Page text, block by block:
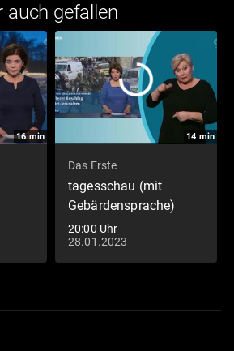
auch gefallen
16 min 14 min
Das Erste
tagesschau (mit
Gebärdensprache)
20:00 Uhr
28.01.2023